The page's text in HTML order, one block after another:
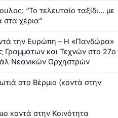
“Το τελευταίο ταξίδι… με
στα χέρια”
την Ευρώπη – Η «Πανδώρα»
Γραμμάτων και Τεχνών στο 27ο
Νεανικών Ορχηστρών
στο Βέρμιο (κοντά στην
κοντά στην Κοινότητα